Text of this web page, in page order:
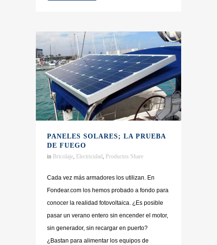
PANELES SOLARES; LA PRUEBA
DE FUEGO
in Bricolaje, Electricidad, Productos Share
Cada vez más armadores los utilizan. En
Fondear.com los hemos probado a fondo para
conocer la realidad fotovoltaica. ¿Es posible
pasar un verano entero sin encender el motor,
sin generador, sin recargar en puerto?
¿Bastan para alimentar los equipos de